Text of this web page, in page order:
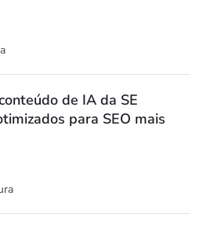
de IA da SE
para SEO mais